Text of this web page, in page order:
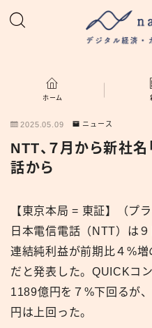
ホーム
新着
namiten.jp
ホーム
2025.05.09 ニュース
NTT、７月から新社
話から
【東京本局 = 東証】（プ
日本電信電話（NTT）は
連結純利益が前期比４%
だと発表した。QUICKコ
1189億円を７%下回るが
円は上回った。